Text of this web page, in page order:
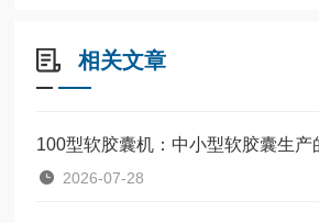
相关文章
100型软胶囊机：中小型软胶囊生产
2026-07-28